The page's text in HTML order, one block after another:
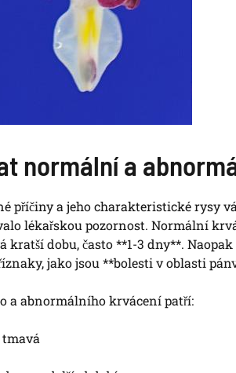
normální a
příčiny a jeho charakteristické rysy
lékařskou pozornost. Normální
kratší dobu, často **1-3 dny**.
jako jsou **bolesti v oblasti
a abnormálního krvácení patří:
tmavá